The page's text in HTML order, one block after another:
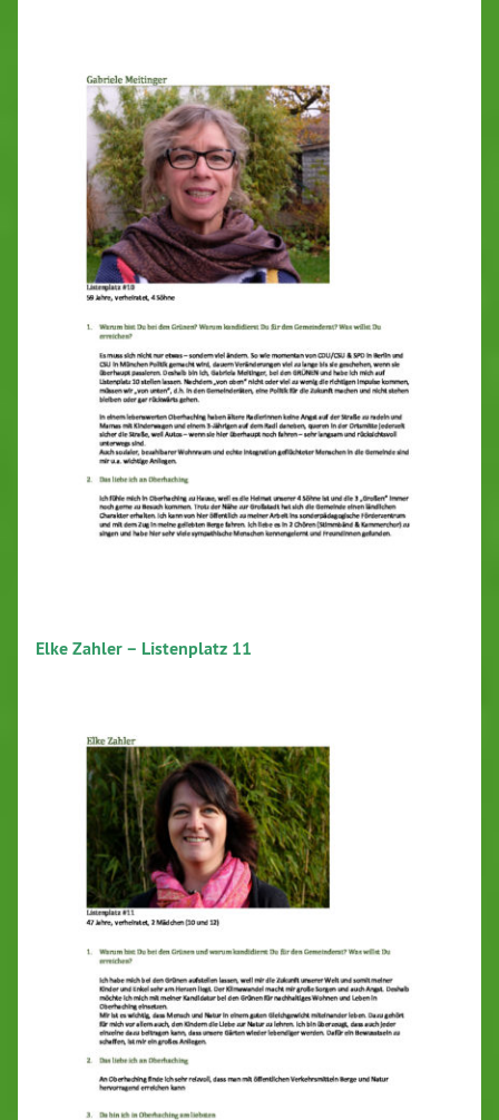
Elke Zahler – Listenplatz 11